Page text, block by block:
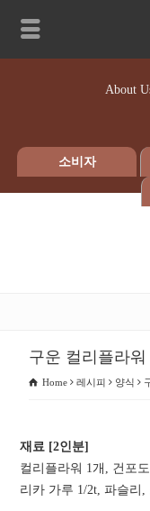
About
소비자
구운 컬리플라워
Home 레시피 양식
재료 [2인분]
컬리플라워 1개, 건포
리카 가루 1/2t, 파슬리